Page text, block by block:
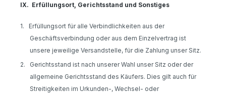
IX. Erfüllungsort, Gerichtsstand und Sonstiges
1.
Erfüllungsort für alle Verbindlichkeiten aus der
Geschäftsverbindung oder aus dem Einzelvertrag ist
unsere jeweilige Versandstelle, für die Zahlung unser Sitz.
2.
Gerichtsstand ist nach unserer Wahl unser Sitz oder der
allgemeine Gerichtsstand des Käufers. Dies gilt auch für
Streitigkeiten im Urkunden-, Wechsel- oder